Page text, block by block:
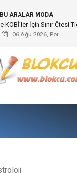
ARALAR MODA
Modifikasyonunda
06 Ağu 2026, Per